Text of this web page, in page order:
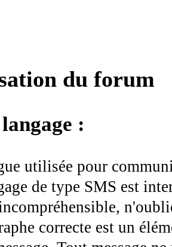
du forum
:
utilisée pour
de type SMS est
correcte est un